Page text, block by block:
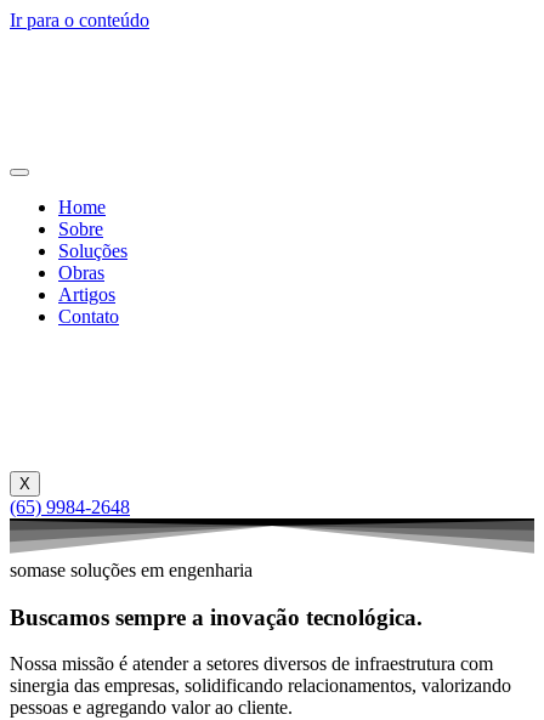
Ir para o conteúdo
Home
Sobre
Soluções
Obras
Artigos
Contato
X
(65) 9984-2648
somase soluções em engenharia
Buscamos sempre a inovação tecnológica.
Nossa missão é atender a setores diversos de infraestrutura com
sinergia das empresas, solidificando relacionamentos, valorizando
pessoas e agregando valor ao cliente.